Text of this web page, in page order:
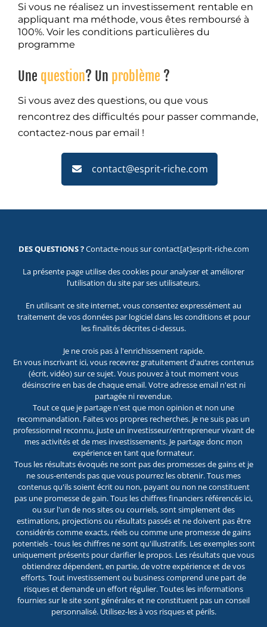
Si vous ne réalisez un investissement rentable en
appliquant ma méthode, vous êtes remboursé à
100%. Voir les conditions particulières du
programme
Une question? Un problème ?
Si vous avez des questions, ou que vous
rencontrez des difficultés pour passer commande,
contactez-nous par email !
contact@esprit-riche.com
DES QUESTIONS ?Contacte-nous sur contact[at]esprit-riche.com
La présente page utilise des cookies pour analyser et améliorer
l’utilisation du site par ses utilisateurs.
En utilisant ce site internet, vous consentez expressément au
traitement de vos données par logiciel dans les conditions et pour
les finalités décrites ci-dessus.
Je ne crois pas à l'enrichissement rapide.
En vous inscrivant ici, vous recevrez gratuitement d'autres contenus
(écrit, vidéo) sur ce sujet. Vous pouvez à tout moment vous
désinscrire en bas de chaque email. Votre adresse email n'est ni
partagée ni revendue.
Tout ce que je partage n'est que mon opinion et non une
recommandation. Faites vos propres recherches. Je ne suis pas un
professionnel reconnu, juste un investisseur/entrepreneur vivant de
mes activités et de mes investissements. Je partage donc mon
expérience en tant que formateur.
Tous les résultats évoqués ne sont pas des promesses de gains et je
ne sous-entends pas que vous pourrez les obtenir. Tous mes
contenus qu'ils soient écrit ou non, payant ou non ne constituent
pas une promesse de gain. Tous les chiffres financiers référencés ici,
ou sur l'un de nos sites ou courriels, sont simplement des
estimations, projections ou résultats passés et ne doivent pas être
considérés comme exacts, réels ou comme une promesse de gains
potentiels - tous les chiffres ne sont qu'illustratifs. Les exemples sont
uniquement présents pour clarifier le propos. Les résultats que vous
obtiendrez dépendent, en partie, de votre expérience et de vos
efforts. Tout investissement ou business comprend une part de
risques et demande un effort régulier. Toutes les informations
fournies sur le site sont générales et ne constituent pas un conseil
personnalisé. Utilisez-les à vos risques et périls.